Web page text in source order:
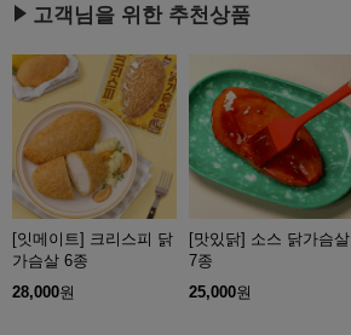
고객님을 위한 추천상품
[잇메이트] 크리스피 닭
가슴살 6종
28,000원
[맛있닭] 소스 닭가슴살
7종
25,000원